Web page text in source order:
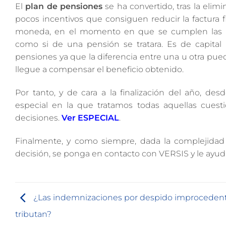
El plan de pensiones se ha convertido, tras la
pocos incentivos que consiguen reducir la factura
moneda, en el momento en que se cumplen las
como si de una pensión se tratara. Es de
pensiones ya que la diferencia entre una u otra
llegue a compensar el beneficio obtenido.
Por tanto, y de cara a la finalización del año,
especial en la que tratamos todas aquellas
decisiones. Ver ESPECIAL.
Finalmente, y como siempre, dada la
decisión, se ponga en contacto con VERSIS y le
¿Las indemnizaciones por despido
tributan?